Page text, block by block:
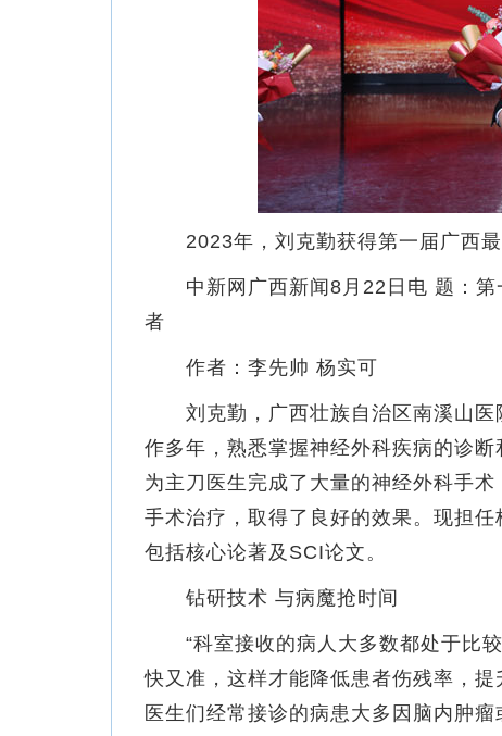
2023年，刘克勤获得第一届广西最
中新网广西新闻8月22日电 题：第
者
作者：李先帅 杨实可
刘克勤，广西壮族自治区南溪山医
作多年，熟悉掌握神经外科疾病的诊
为主刀医生完成了大量的神经外科手
手术治疗，取得了良好的效果。现担
包括核心论著及SCI论文。
钻研技术 与病魔抢时间
“科室接收的病人大多数都处于比较
快又准，这样才能降低患者伤残率，提
医生们经常接诊的病患大多因脑内肿